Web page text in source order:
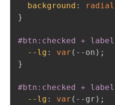
background :
}
#btn:checked +
--lg : var ( --on ) ;
}
#btn:checked +
--lg : var ( --gr ) ;